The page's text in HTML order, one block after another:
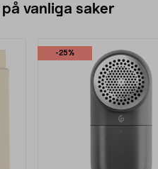
vanliga saker
-25%